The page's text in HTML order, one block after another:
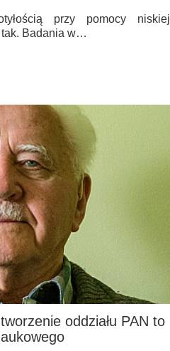
przy pomocy niskiej
tak. Badania w…
oddziału PAN to